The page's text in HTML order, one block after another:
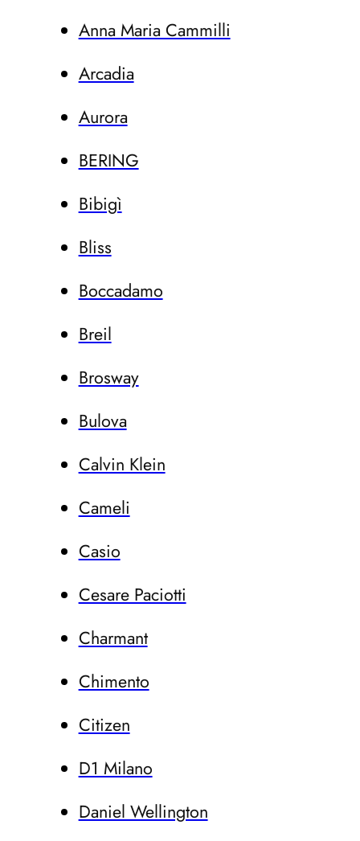
Anna Maria Cammilli
Arcadia
Aurora
BERING
Bibigì
Bliss
Boccadamo
Breil
Brosway
Bulova
Calvin Klein
Cameli
Casio
Cesare Paciotti
Charmant
Chimento
Citizen
D1 Milano
Daniel Wellington